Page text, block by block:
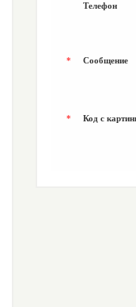
Телефон
* Сообщение
* Код с